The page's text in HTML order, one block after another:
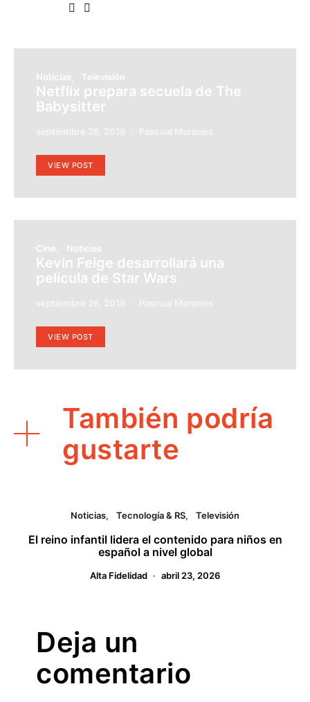
Noticias Televisión
Netflix prepara secuela de The
Babysitter
VIEW POST
Cine Noticias
Kevin Feige desarrollará una
película de Star Wars
VIEW POST
También podría
gustarte
Noticias Tecnología & RS Televisión
El reino infantil lidera el contenido para niños en
español a nivel global
Alta Fidelidad abril 23, 2026
Deja un
comentario